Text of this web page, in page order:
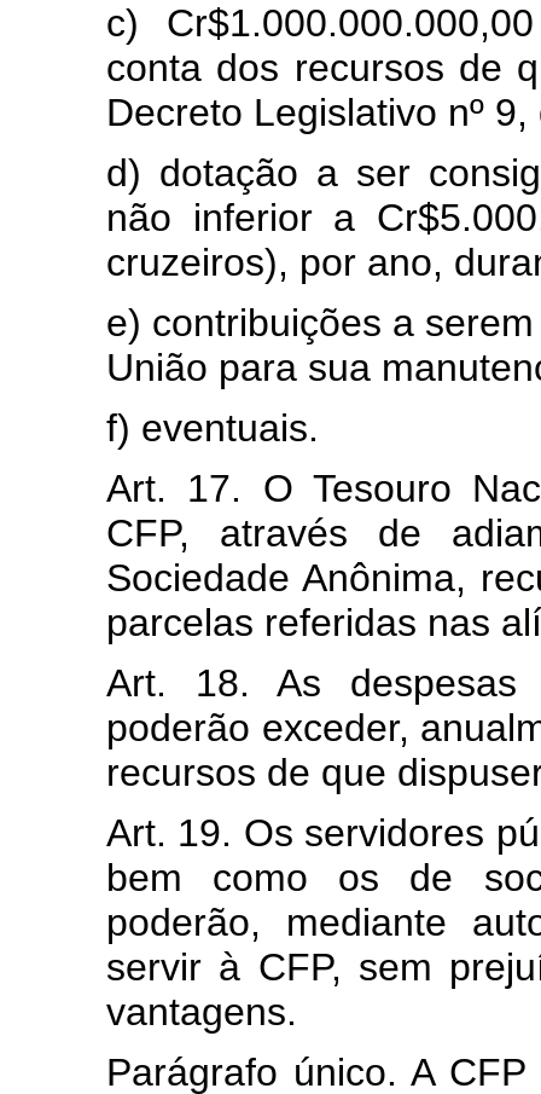
c)
conta dos recursos de
Decreto Legislativo nº
d) dotação a ser
não inferior a
cruzeiros), por ano,
e) contribuições a
União para sua
f) eventuais.
Art. 17. O Tesouro
CFP, através de
Sociedade Anônima,
parcelas referidas nas
Art. 18. As despesas
poderão exceder,
recursos de que
Art. 19. Os servidores
bem como os de
poderão, mediante
servir à CFP, sem
vantagens.
Parágrafo único. A